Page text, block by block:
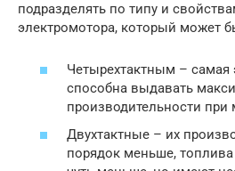
подразделять по типу и
электромотора, который может
Четырехтактным –
способна выдавать
производительности при
Двухтактные – их
порядок меньше,